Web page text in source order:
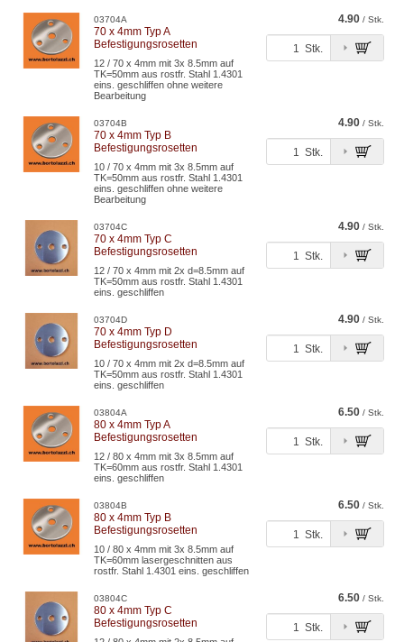
03704A
70 x 4mm Typ A
Befestigungsrosetten
12 / 70 x 4mm mit 3x 8.5mm auf
TK=50mm aus rostfr. Stahl 1.4301
eins. geschliffen ohne weitere
Bearbeitung
4.90 / Stk.
Stk.
03704B
70 x 4mm Typ B
Befestigungsrosetten
10 / 70 x 4mm mit 3x 8.5mm auf
TK=50mm aus rostfr. Stahl 1.4301
eins. geschliffen ohne weitere
Bearbeitung
4.90 / Stk.
Stk.
03704C
70 x 4mm Typ C
Befestigungsrosetten
12 / 70 x 4mm mit 2x d=8.5mm auf
TK=50mm aus rostfr. Stahl 1.4301
eins. geschliffen
4.90 / Stk.
Stk.
03704D
70 x 4mm Typ D
Befestigungsrosetten
10 / 70 x 4mm mit 2x d=8.5mm auf
TK=50mm aus rostfr. Stahl 1.4301
eins. geschliffen
4.90 / Stk.
Stk.
03804A
80 x 4mm Typ A
Befestigungsrosetten
12 / 80 x 4mm mit 3x 8.5mm auf
TK=60mm aus rostfr. Stahl 1.4301
eins. geschliffen
6.50 / Stk.
Stk.
03804B
80 x 4mm Typ B
Befestigungsrosetten
10 / 80 x 4mm mit 3x 8.5mm auf
TK=60mm lasergeschnitten aus
rostfr. Stahl 1.4301 eins. geschliffen
6.50 / Stk.
Stk.
03804C
80 x 4mm Typ C
Befestigungsrosetten
6.50 / Stk.
Stk.